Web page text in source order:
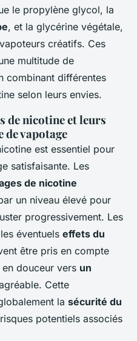
le propylène glycol, la
, et la glycérine végétale,
créatifs. Ces
multitude de
combinant différentes
selon leurs envies.
de nicotine et leurs
vapotage
est essentiel pour
satisfaisante. Les
de nicotine
un niveau élevé pour
progressivement. Les
éventuels effets du
être pris en compte
douceur vers un
Cette
la sécurité du
potentiels associés